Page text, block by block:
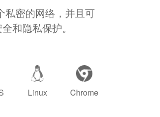
私密的网络，并且可
和隐私保护。
Linux Chrome